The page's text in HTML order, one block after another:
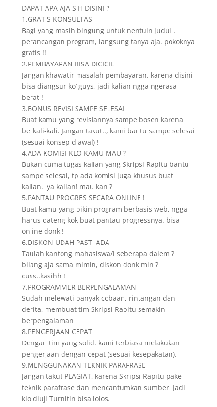
DAPAT APA AJA SIH DISINI ?
1.GRATIS KONSULTASI
Bagi yang masih bingung untuk nentuin judul ,
perancangan program, langsung tanya aja. pokoknya
gratis !!
2.PEMBAYARAN BISA DICICIL
Jangan khawatir masalah pembayaran. karena disini
bisa diangsur ko’ guys, jadi kalian ngga ngerasa
berat !
3.BONUS REVISI SAMPE SELESAI
Buat kamu yang revisiannya sampe bosen karena
berkali-kali. Jangan takut.., kami bantu sampe selesai
(sesuai konsep diawal) !
4.ADA KOMISI KLO KAMU MAU ?
Bukan cuma tugas kalian yang Skripsi Rapitu bantu
sampe selesai, tp ada komisi juga khusus buat
kalian. iya kalian! mau kan ?
5.PANTAU PROGRES SECARA ONLINE !
Buat kamu yang bikin program berbasis web, ngga
harus dateng kok buat pantau progressnya. bisa
online donk !
6.DISKON UDAH PASTI ADA
Taulah kantong mahasiswa/i seberapa dalem ?
bilang aja sama mimin, diskon donk min ?
cuss..kasihh !
7.PROGRAMMER BERPENGALAMAN
Sudah melewati banyak cobaan, rintangan dan
derita, membuat tim Skripsi Rapitu semakin
berpengalaman
8.PENGERJAAN CEPAT
Dengan tim yang solid. kami terbiasa melakukan
pengerjaan dengan cepat (sesuai kesepakatan).
9.MENGGUNAKAN TEKNIK PARAFRASE
Jangan takut PLAGIAT, karena Skripsi Rapitu pake
teknik parafrase dan mencantumkan sumber. Jadi
klo diuji Turnitin bisa lolos.